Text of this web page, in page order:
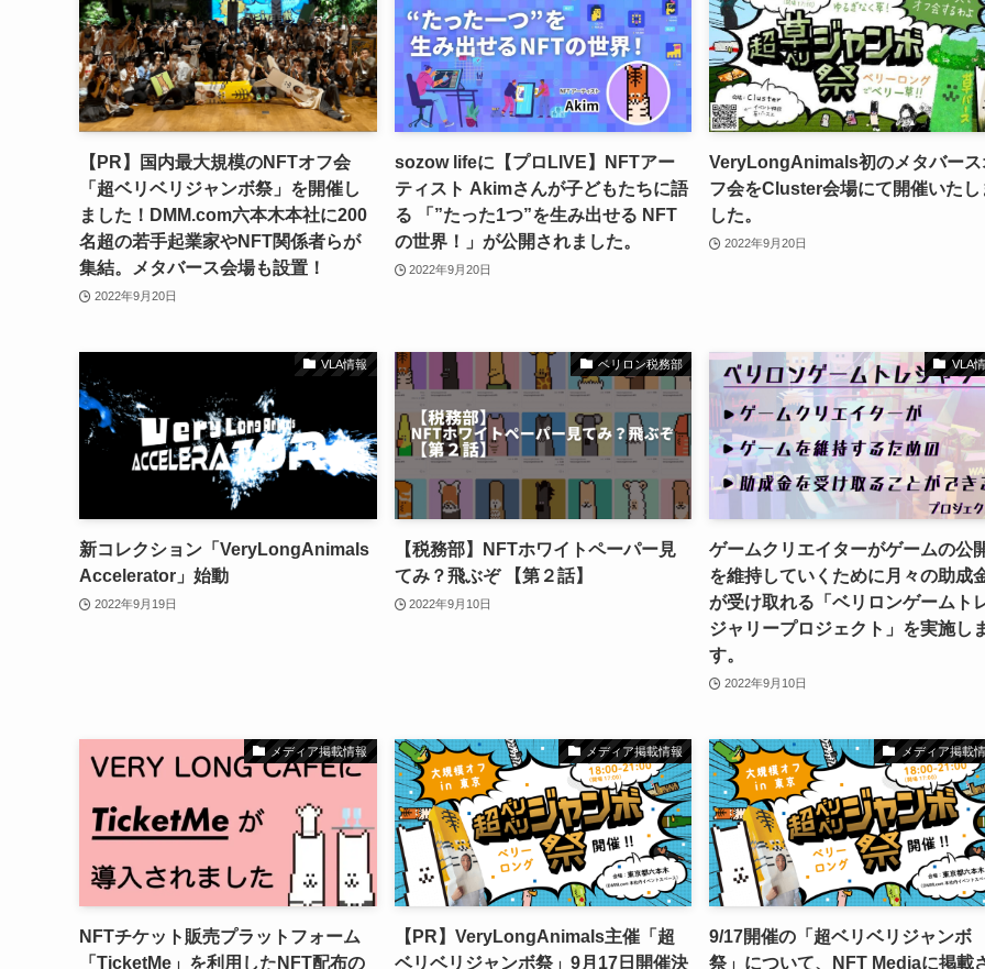
【PR】国内最大規模のNFTオフ会
「超ベリベリジャンボ祭」を開催し
ました！DMM.com六本木本社に200
名超の若手起業家やNFT関係者らが
集結。メタバース会場も設置！
2022年9月20日
sozow lifeに【プロLIVE】NFTアー
ティスト Akimさんが子どもたちに語
る 「”たった1つ”を生み出せる NFT
の世界！」が公開されました。
2022年9月20日
VeryLongAnimals初のメタバース
フ会をCluster会場にて開催いたし
した。
2022年9月20日
VLA情報
新コレクション「VeryLongAnimals
Accelerator」始動
2022年9月19日
ベリロン税務部
【税務部】NFTホワイトペーパー見
てみ？飛ぶぞ 【第２話】
2022年9月10日
VLA
ゲームクリエイターがゲームの公
を維持していくために月々の助成
が受け取れる「ベリロンゲームト
ジャリープロジェクト」を実施し
す。
2022年9月10日
メディア掲載情報
NFTチケット販売プラットフォーム
「TicketMe」を利用したNFT配布の
メディア掲載情報
【PR】VeryLongAnimals主催「超
ベリベリジャンボ祭」9月17日開催決
メディア掲載
9/17開催の「超ベリベリジャンボ
祭」について、NFT Mediaに掲載